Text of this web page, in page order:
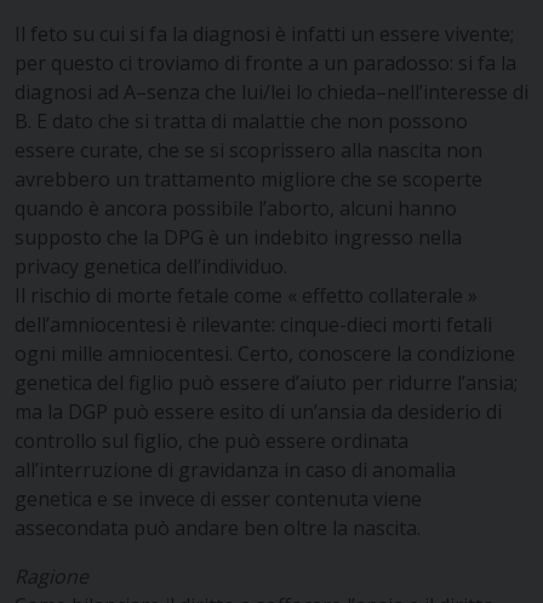
Il feto su cui si fa la diagnosi è infatti un essere vivente;
per questo ci troviamo di fronte a un paradosso: si fa la
diagnosi ad A–senza che lui/lei lo chieda–nell’interesse di
B. E dato che si tratta di malattie che non possono
essere curate, che se si scoprissero alla nascita non
avrebbero un trattamento migliore che se scoperte
quando è ancora possibile l’aborto, alcuni hanno
supposto che la DPG è un indebito ingresso nella
privacy genetica dell’individuo.
Il rischio di morte fetale come « effetto collaterale »
dell’amniocentesi è rilevante: cinque-dieci morti fetali
ogni mille amniocentesi. Certo, conoscere la condizione
genetica del figlio può essere d’aiuto per ridurre l’ansia;
ma la DGP può essere esito di un’ansia da desiderio di
controllo sul figlio, che può essere ordinata
all’interruzione di gravidanza in caso di anomalia
genetica e se invece di esser contenuta viene
assecondata può andare ben oltre la nascita.
Ragione